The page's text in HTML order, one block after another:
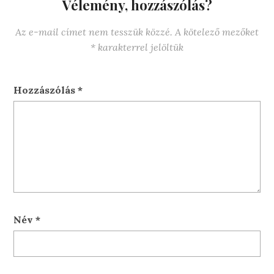
Vélemény, hozzászólás?
Az e-mail címet nem tesszük közzé. A kötelező mezőket
* karakterrel jelöltük
Hozzászólás*
Név*